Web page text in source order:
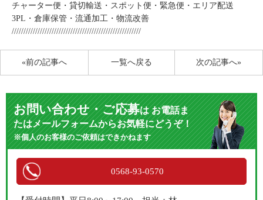
チャーター便・貸切輸送・スポット便・緊急便・エリア配送
3PL・倉庫保管・流通加工・物流改善
///////////////////////////////////////////////////////
«前の記事へ 次の記事へ»
一覧へ戻る
お問い合わせ・ご応募はお電話ま
たはメールフォームからお気軽にどうぞ！
※個人のお客様のご依頼はできかねます
0568-93-0570